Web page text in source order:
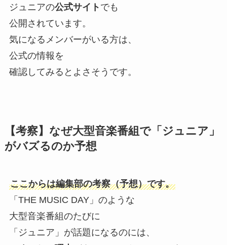
ジュニアの公式サイト でも
公開されています。
気になるメンバーがいる方は、
公式の情報を
確認してみるとよさそうです。
【考察】なぜ大型音楽番組で「ジュニア」
がバズるのか予想
ここからは編集部の考察（予想）です。
「THE MUSIC DAY」のような
大型音楽番組のたびに
「ジュニア」が話題になるのには、